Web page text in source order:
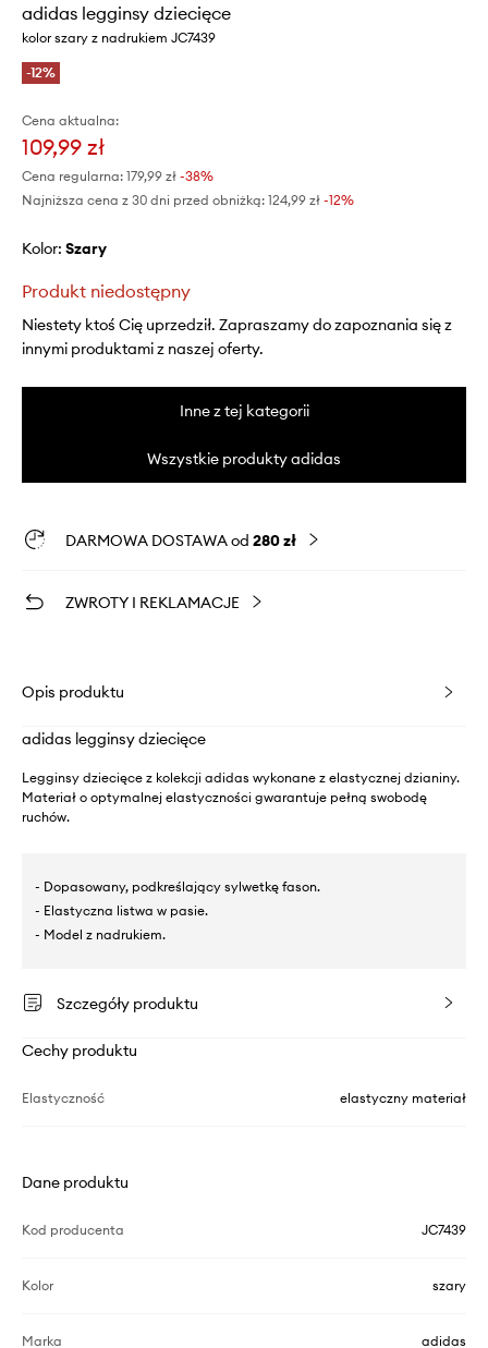
adidas legginsy dziecięce
kolor szary z nadrukiem JC7439
-12%
Cena aktualna:
109,99 zł
Cena regularna: 179,99 zł -38%
Najniższa cena z 30 dni przed obniżką: 124,99 zł -12%
Kolor: szary
Produkt niedostępny
Niestety ktoś Cię uprzedził. Zapraszamy do zapoznania się z
innymi produktami z naszej oferty.
Inne z tej kategorii
Wszystkie produkty adidas
DARMOWA DOSTAWA od 280 zł
ZWROTY I REKLAMACJE
Opis produktu
adidas legginsy dziecięce
Legginsy dziecięce z kolekcji adidas wykonane z elastycznej dzianiny.
Materiał o optymalnej elastyczności gwarantuje pełną swobodę
ruchów.
- Dopasowany, podkreślający sylwetkę fason.
- Elastyczna listwa w pasie.
- Model z nadrukiem.
Szczegóły produktu
Cechy produktu
Elastyczność elastyczny materiał
Dane produktu
Kod producenta JC7439
Kolor szary
Marka adidas